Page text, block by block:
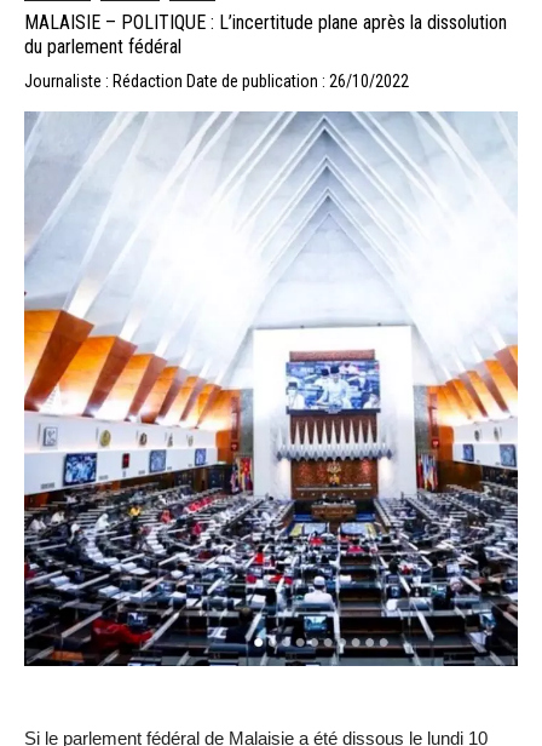
MALAISIE – POLITIQUE : L’incertitude plane après la dissolution
du parlement fédéral
Journaliste : Rédaction Date de publication : 26/10/2022
Si le parlement fédéral de Malaisie a été dissous le lundi 10